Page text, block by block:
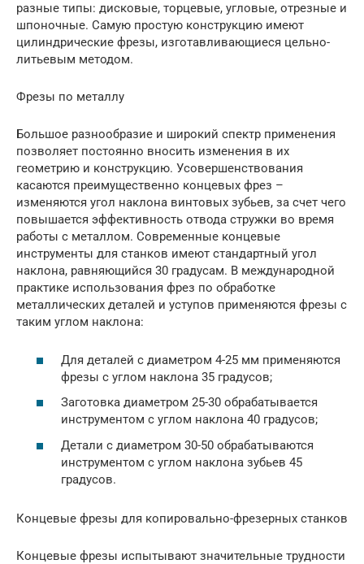
разные типы: дисковые, торцевые, угловые, отрезные и
шпоночные. Самую простую конструкцию имеют
цилиндрические фрезы, изготавливающиеся цельно-
литьевым методом.
Фрезы по металлу
Большое разнообразие и широкий спектр применения
позволяет постоянно вносить изменения в их
геометрию и конструкцию. Усовершенствования
касаются преимущественно концевых фрез –
изменяются угол наклона винтовых зубьев, за счет чего
повышается эффективность отвода стружки во время
работы с металлом. Современные концевые
инструменты для станков имеют стандартный угол
наклона, равняющийся 30 градусам. В международной
практике использования фрез по обработке
металлических деталей и уступов применяются фрезы с
таким углом наклона:
Для деталей с диаметром 4-25 мм применяются
фрезы с углом наклона 35 градусов;
Заготовка диаметром 25-30 обрабатывается
инструментом с углом наклона 40 градусов;
Детали с диаметром 30-50 обрабатываются
инструментом с углом наклона зубьев 45
градусов.
Концевые фрезы для копировально-фрезерных станков
Концевые фрезы испытывают значительные трудности